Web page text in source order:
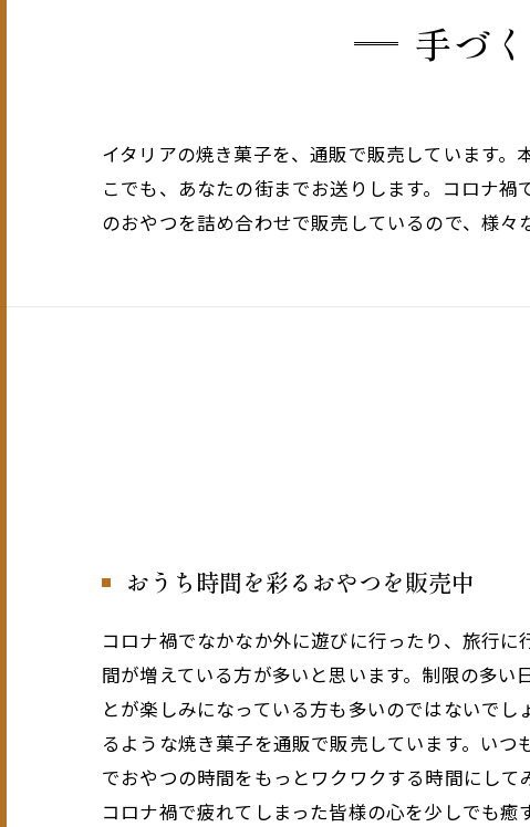
手づ
イタリアの焼き菓子を、通販で販売しています
こでも、あなたの街までお送りします。コロナ
のおやつを詰め合わせで販売しているので、様々
おうち時間を彩るおやつを販売中
コロナ禍でなかなか外に遊びに行ったり、旅行
間が増えている方が多いと思います。制限の多い
とが楽しみになっている方も多いのではないで
るような焼き菓子を通販で販売しています。い
でおやつの時間をもっとワクワクする時間にし
コロナ禍で疲れてしまった皆様の心を少しでも